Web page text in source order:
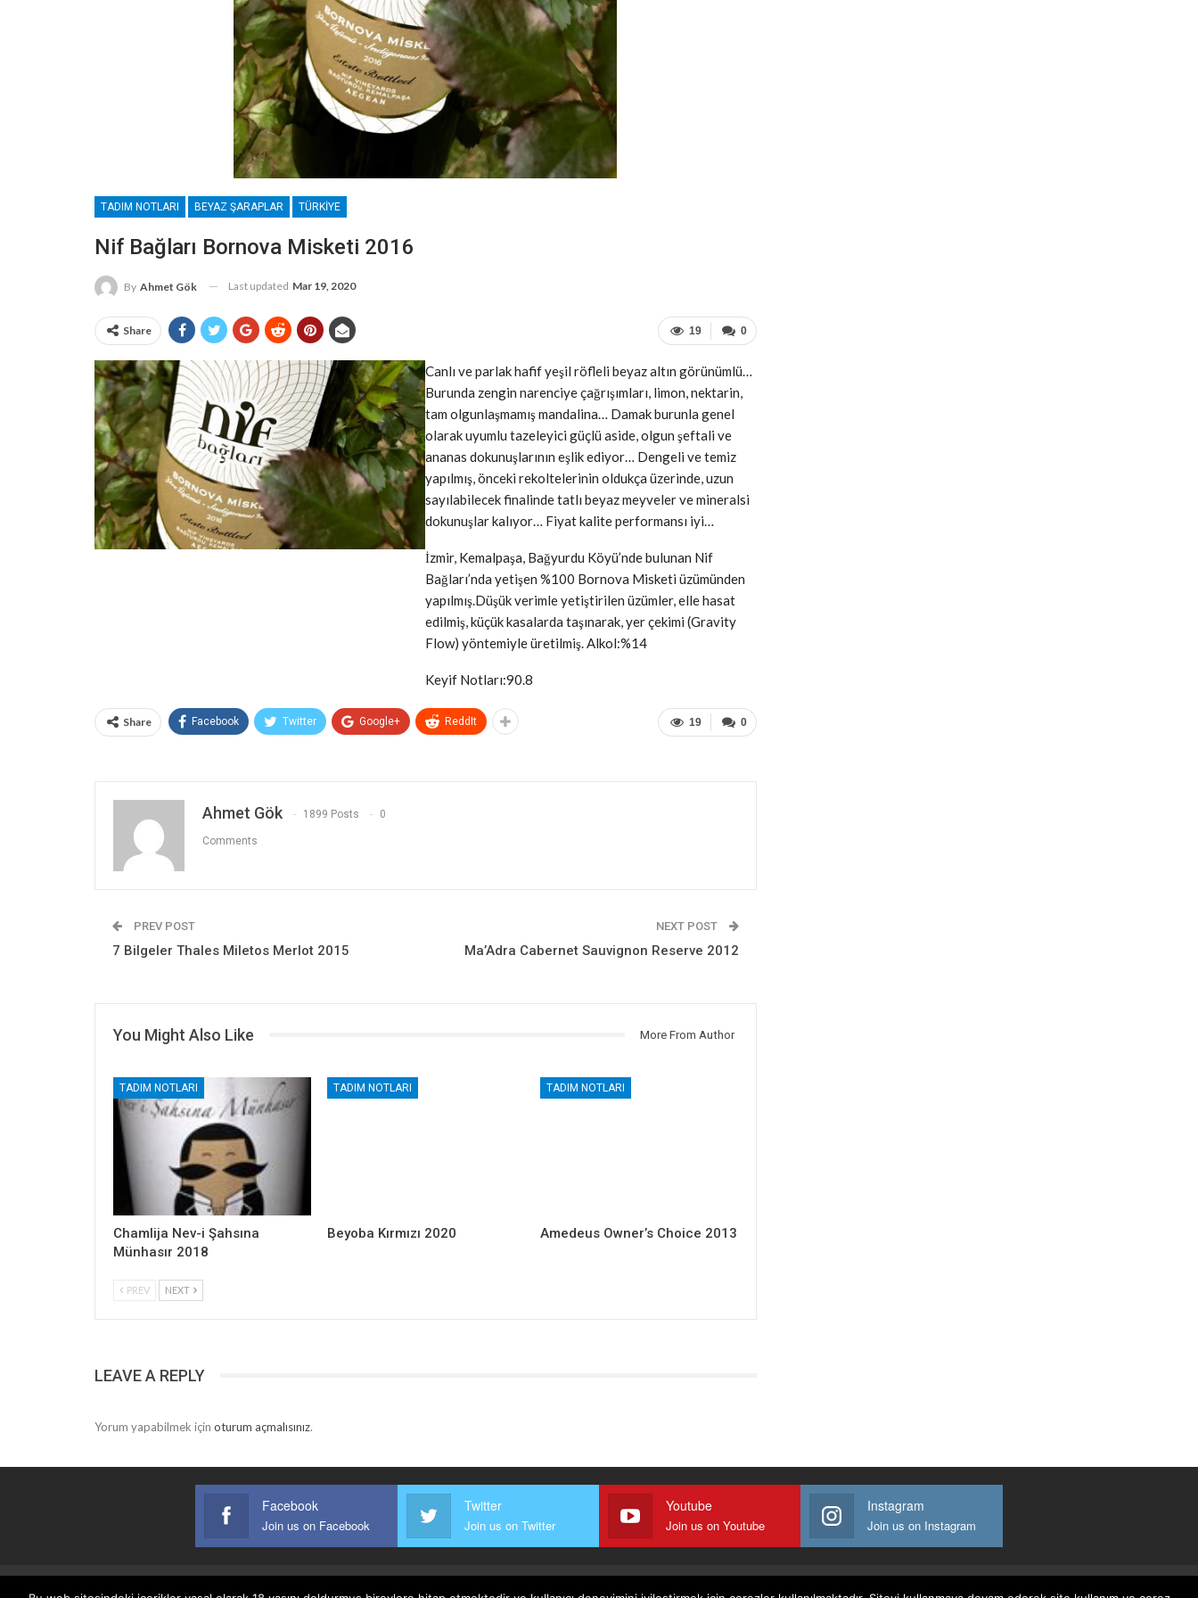
TADIM NOTLARI BEYAZ ŞARAPLAR TÜRKIYE
Nif Bağları Bornova Misketi 2016
By Ahmet Gök Last updated Mar 19, 2020
0
19
Share
Canlı ve parlak hafif yeşil röfleli beyaz altın görünümlü…
Burunda zengin narenciye çağrışımları, limon, nektarin,
tam olgunlaşmamış mandalina… Damak burunla genel
olarak uyumlu tazeleyici güçlü aside, olgun şeftali ve
ananas dokunuşlarının eşlik ediyor… Dengeli ve temiz
yapılmış, önceki rekoltelerinin oldukça üzerinde, uzun
sayılabilecek finalinde tatlı beyaz meyveler ve mineralsi
dokunuşlar kalıyor… Fiyat kalite performansı iyi…
İzmir, Kemalpaşa, Bağyurdu Köyü’nde bulunan Nif
Bağları’nda yetişen %100 Bornova Misketi üzümünden
yapılmış.Düşük verimle yetiştirilen üzümler, elle hasat
edilmiş, küçük kasalarda taşınarak, yer çekimi (Gravity
Flow) yöntemiyle üretilmiş. Alkol:%14
Keyif Notları:90.8
0
19
Share Facebook Twitter Google+ ReddIt
Ahmet Gök 1899 Posts 0
Comments
PREV POST
7 Bilgeler Thales Miletos Merlot 2015
NEXT POST
Ma’Adra Cabernet Sauvignon Reserve 2012
You Might Also Like More From Author
TADIM NOTLARI
Chamlija Nev-i Şahsına
Münhasır 2018
TADIM NOTLARI
Beyoba Kırmızı 2020
TADIM NOTLARI
Amedeus Owner’s Choice 2013
PREV NEXT
LEAVE A REPLY
Yorum yapabilmek için oturum açmalısınız.
Facebook
Join us on Facebook
Twitter
Join us on Twitter
Youtube
Join us on Youtube
Instagram
Join us on Instagram